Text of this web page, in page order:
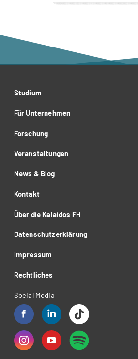
Studium
Für Unternehmen
Forschung
Veranstaltungen
News & Blog
Kontakt
Über die Kalaidos FH
Datenschutzerklärung
Impressum
Rechtliches
Social Media